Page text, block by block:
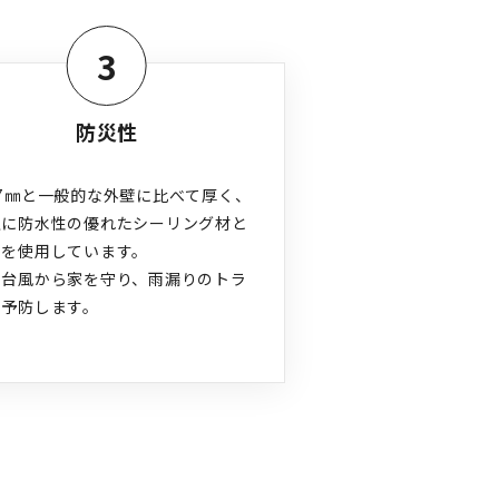
3
防災性
と一般的な外壁に比べて厚く、
防水性の優れたシーリング材と
使用しています。
風から家を守り、雨漏りのトラ
防します。